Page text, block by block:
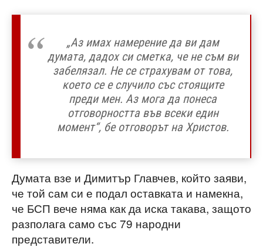
„Аз имах намерение да ви дам
думата, дадох си сметка, че не съм ви
забелязал. Не се страхувам от това,
което се е случило със стоящите
преди мен. Аз мога да понеса
отговорността във всеки един
момент“, бе отговорът на Христов.
Думата взе и Димитър Главчев, който заяви,
че той сам си е подал оставката и намекна,
че БСП вече няма как да иска такава, защото
разполага само със 79 народни
представители.